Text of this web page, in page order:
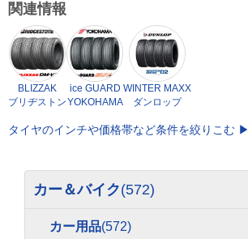
関連情報
BLIZZAK
ブリヂストン
ice GUARD
YOKOHAMA
WINTER MAXX
ダンロップ
タイヤのインチや価格帯など条件を絞りこむ ▶
カー＆バイク(572)
カー用品(572)